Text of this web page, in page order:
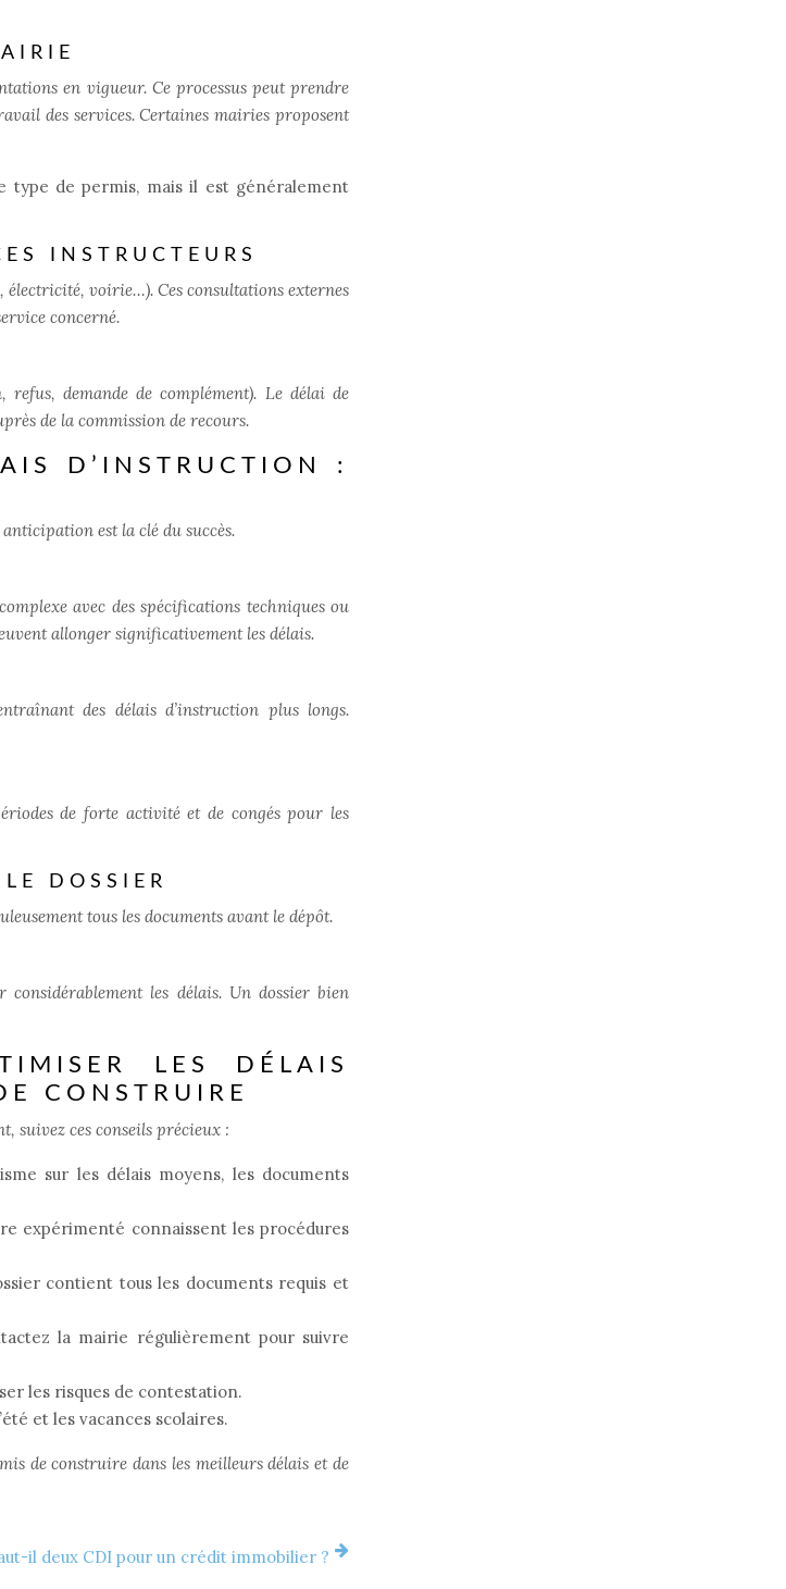
en vigueur. Ce processus peut prendre
des services. Certaines mairies proposent
type de permis, mais il est généralement
INSTRUCTEURS
électricité, voirie…). Ces consultations externes
concerné.
demande de complément). Le délai de
de la commission de recours.
D’INSTRUCTION :
est la clé du succès.
avec des spécifications techniques ou
allonger significativement les délais.
des délais d’instruction plus longs.
de forte activité et de congés pour les
DOSSIER
tous les documents avant le dépôt.
les délais. Un dossier bien
LES DÉLAIS
CONSTRUIRE
suivez ces conseils précieux :
sur les délais moyens, les documents
expérimenté connaissent les procédures
contient tous les documents requis et
la mairie régulièrement pour suivre
les risques de contestation.
et les vacances scolaires.
de construire dans les meilleurs délais et de
il deux CDI pour un crédit immobilier ?